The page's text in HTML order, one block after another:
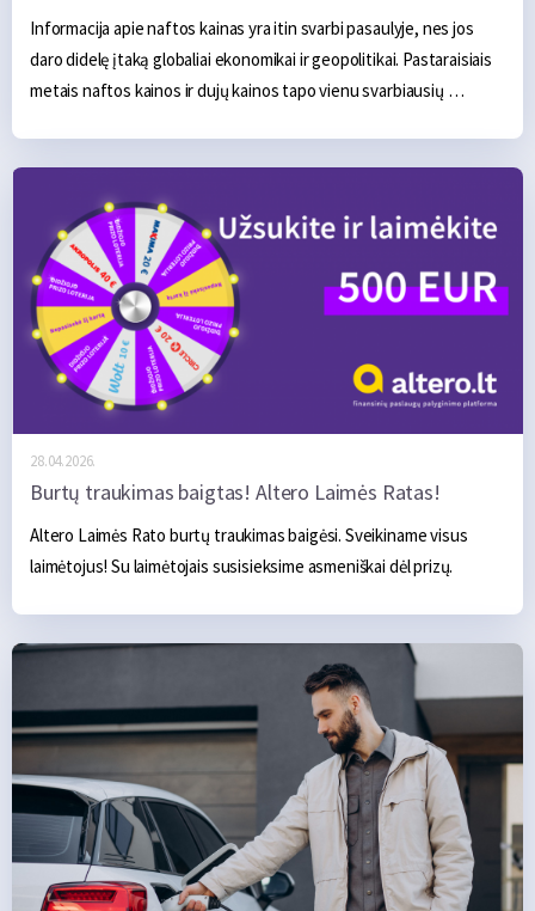
Informacija apie naftos kainas yra itin svarbi pasaulyje, nes jos
daro didelę įtaką globaliai ekonomikai ir geopolitikai. Pastaraisiais
metais naftos kainos ir dujų kainos tapo vienu svarbiausių
jaučia visi – nuo vairuotojų degalinėse iki šeimų, mokančių už
šildymą ar elektrą. 2026 m. ekonominės prognozės rodo, kad
energijos žaliavų kainos išlieka itin jautrios geopolitiniams
sukrėtimams, o galimi mokesčių ar teisės aktų pokyčiai nuo 2026
m. gali turėti ilgalaikį poveikį tiek namų ūkiams, tiek verslui.
28.04.2026.
Burtų traukimas baigtas! Altero Laimės Ratas!
Altero Laimės Rato burtų traukimas baigėsi. Sveikiname visus
laimėtojus! Su laimėtojais susisieksime asmeniškai dėl prizų.